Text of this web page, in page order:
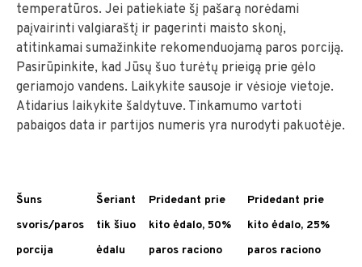
temperatūros. Jei patiekiate šį pašarą norėdami
paįvairinti valgiaraštį ir pagerinti maisto skonį,
atitinkamai sumažinkite rekomenduojamą paros porciją.
Pasirūpinkite, kad Jūsų šuo turėtų prieigą prie gėlo
geriamojo vandens. Laikykite sausoje ir vėsioje vietoje.
Atidarius laikykite šaldytuve. Tinkamumo vartoti
pabaigos data ir partijos numeris yra nurodyti pakuotėje.
Šuns
svoris/paros
porcija
Šeriant
tik šiuo
ėdalu
Pridedant prie
kito ėdalo, 50%
paros raciono
Pridedant prie
kito ėdalo, 25%
paros raciono